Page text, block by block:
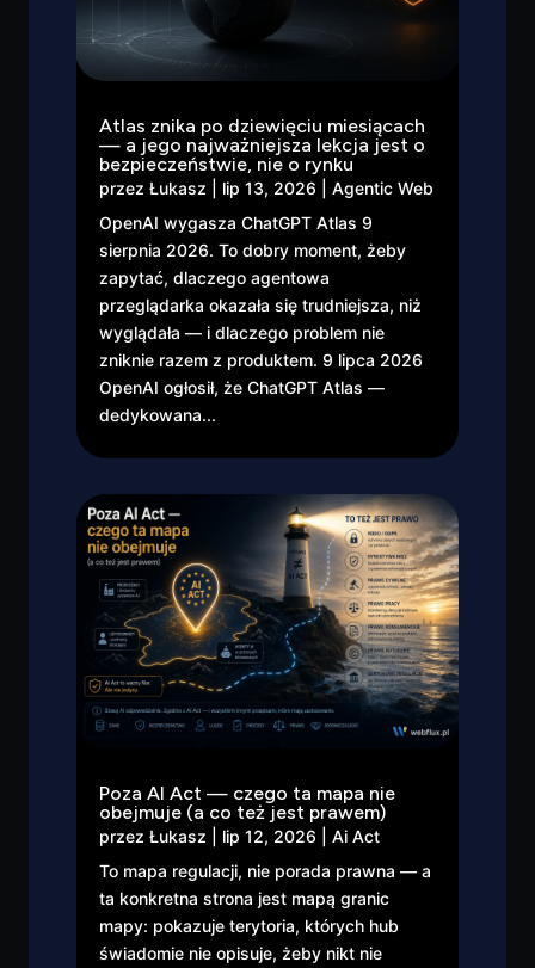
Atlas znika po dziewięciu miesiącach
— a jego najważniejsza lekcja jest o
bezpieczeństwie, nie o rynku
przez Łukasz lip 13, 2026
Agentic Web
OpenAI wygasza ChatGPT Atlas 9
sierpnia 2026. To dobry moment, żeby
zapytać, dlaczego agentowa
przeglądarka okazała się trudniejsza, niż
wyglądała — i dlaczego problem nie
zniknie razem z produktem. 9 lipca 2026
OpenAI ogłosił, że ChatGPT Atlas —
dedykowana...
Poza AI Act — czego ta mapa nie
obejmuje (a co też jest prawem)
przez Łukasz lip 12, 2026
Ai Act
To mapa regulacji, nie porada prawna — a
ta konkretna strona jest mapą granic
mapy: pokazuje terytoria, których hub
świadomie nie opisuje, żeby nikt nie